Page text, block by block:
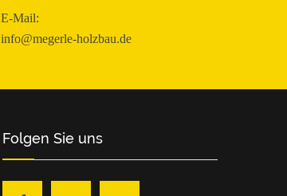
E-Mail:
info@megerle-holzbau.de
Folgen Sie uns